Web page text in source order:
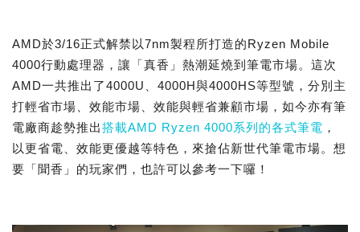
AMD於3/16正式解禁以7nm製程所打造的Ryzen Mobile
4000行動處理器，讓「真香」熱潮延燒到筆電市場。這次
AMD一共推出了4000U、4000H與4000HS等型號，分別主
打輕省市場、效能市場、效能與輕省兼顧市場，如今亦有筆
電廠商趁勢推出搭載AMD Ryzen 4000系列的各式筆電 ，
以更省電、效能更優越等特色，來搶佔新世代筆電市場。想
要「聞香」的玩家們，也許可以參考一下囉！